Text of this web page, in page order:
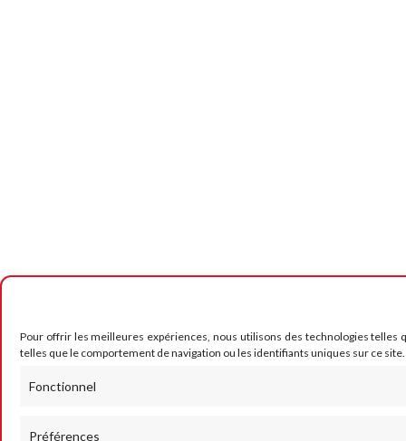
Pour offrir les meilleures expériences, nous utilisons des technologies telles
telles que le comportement de navigation ou les identifiants uniques sur ce
Fonctionnel
Préférences